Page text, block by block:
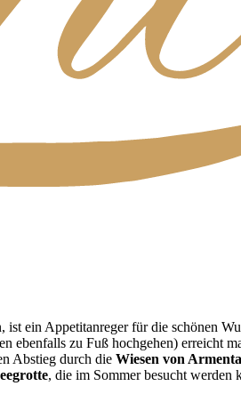
ein Appetitanreger für die schönen
ebenfalls zu Fuß hochgehen) erreicht
Abstieg durch die Wiesen von
, die im Sommer besucht werden